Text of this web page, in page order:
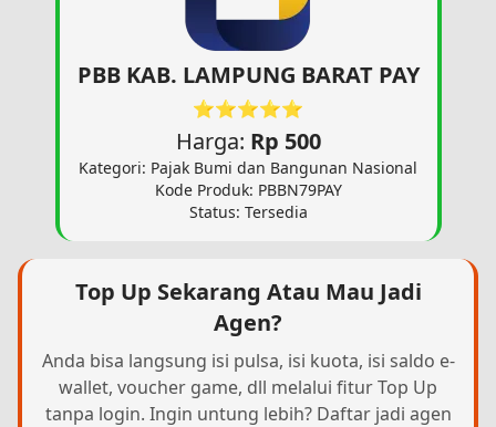
PBB KAB. LAMPUNG BARAT PAY
⭐⭐⭐⭐⭐
Harga: Rp 500
Kategori: Pajak Bumi dan Bangunan Nasional
Kode Produk: PBBN79PAY
Status: Tersedia
Top Up Sekarang Atau Mau Jadi
Agen?
Anda bisa langsung isi pulsa, isi kuota, isi saldo e-
wallet, voucher game, dll melalui fitur Top Up
tanpa login. Ingin untung lebih? Daftar jadi agen